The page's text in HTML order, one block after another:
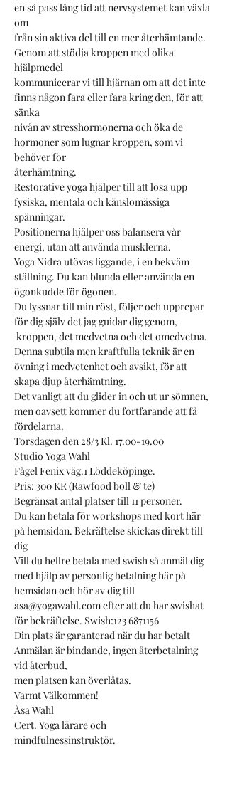
en så pass lång tid att nervsystemet kan växla
om
från sin aktiva del till en mer återhämtande.
Genom att stödja kroppen med olika
hjälpmedel
kommunicerar vi till hjärnan om att det inte
finns någon fara eller fara kring den, för att
sänka
nivån av stresshormonerna och öka de
hormoner som lugnar kroppen, som vi
behöver för
återhämtning.
Restorative yoga hjälper till att lösa upp
fysiska, mentala och känslomässiga
spänningar.
Positionerna hjälper oss balansera vår
energi, utan att använda musklerna.
Yoga Nidra utövas liggande, i en bekväm
ställning. Du kan blunda eller använda en
ögonkudde för ögonen.
Du lyssnar till min röst, följer och upprepar
för dig själv det jag guidar dig genom,
kroppen, det medvetna och det omedvetna.
Denna subtila men kraftfulla teknik är en
övning i medvetenhet och avsikt, för att
skapa djup återhämtning.
Det vanligt att du glider in och ut ur sömnen,
men oavsett kommer du fortfarande att få
fördelarna.
Torsdagen den 28/3 Kl. 17.00-19.00
Studio Yoga Wahl
Fågel Fenix väg.1 Löddeköpinge.
Pris: 300 KR (Rawfood boll & te)
Begränsat antal platser till 11 personer.
Du kan betala för workshops med kort här
på hemsidan. Bekräftelse skickas direkt till
dig
Vill du hellre betala med swish så anmäl dig
med hjälp av personlig betalning här på
hemsidan och hör av dig till
asa@yogawahl.com efter att du har swishat
för bekräftelse. Swish:123 6871156
Din plats är garanterad när du har betalt
Anmälan är bindande, ingen återbetalning
vid återbud,
men platsen kan överlåtas.
Varmt Välkommen!
Åsa Wahl
Cert. Yoga lärare och
mindfulnessinstruktör.